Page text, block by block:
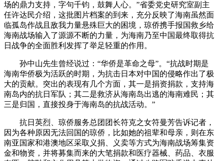
场的鼎力支持，字句千钧，鼓舞人心。”省委党史研究室副主
任许达民介绍，这批图片档案的到来，充分反映了海南虽然面
临孤岛作战且敌我力量悬殊巨大的困境，琼侨携手报国救乡给
海南战场输入了源源不断的力量，为海南乃至中国最终取得抗
日战争的全面胜利发挥了举足轻重的作用。
孙中山先生曾经说过：“华侨是革命之母”。“抗战时期是
海南华侨极为活跃的时期，为抗击日本对中国的侵略作出了极
大的贡献。突出的表现有几个方面，其一是捐资捐款，支持海
南岛内的抗日军队；其二是救济从海南岛出逃的海南难民；其
三是归国，直接投身于海南岛的抗战活动。”
抗日英烈、琼侨服务总团团长符克之女符曼芳告诉记者，
因为各种原因无法回国的琼侨，比如她的祖辈和母亲，则在东
南亚国家和港澳地区采取义捐、义卖等方式为海南战场筹集资
金和物资，并将募集而来的大笔捐款和医疗器械、药品、衣服